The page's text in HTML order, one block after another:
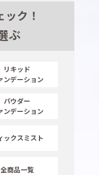
ク！
ぶ
リキッド
ンデーション
パウダー
ンデーション
ックスミスト
全商品一覧